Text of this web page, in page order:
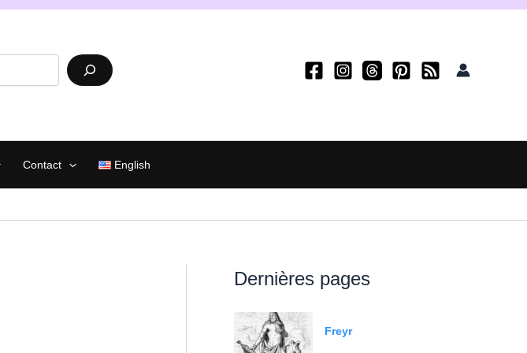
Contact English
Dernières pages
Freyr